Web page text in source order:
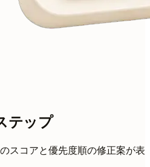
テップ
スコアと優先度順の修正案が表